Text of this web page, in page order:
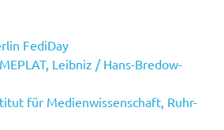
FediDay
Leibniz / Hans-Bredow-
für Medienwissenschaft, Ruhr-